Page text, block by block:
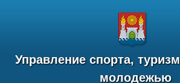
Управление спорта,
молодежью